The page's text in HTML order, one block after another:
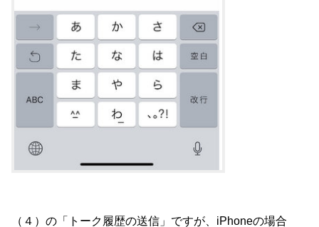
（４）の「トーク履歴の送信」ですが、iPhoneの場合